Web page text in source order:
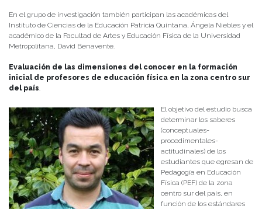
En el grupo de investigación también participan las académicas del
Instituto de Ciencias de la Educación Patricia Quintana, Ángela Niebles y el
académico de la Facultad de Artes y Educación Física de la Universidad
Metropolitana, David Benavente.
Evaluación de las dimensiones del conocer en la formación
inicial de profesores de educación física en la zona centro sur
del país.
El objetivo del estudio busca
determinar los saberes
(conceptuales-
procedimentales-
actitudinales) de los
estudiantes que egresan de
Pedagogía en Educación
Física (PEF) de la zona
centro sur del país, en
función de los estándares